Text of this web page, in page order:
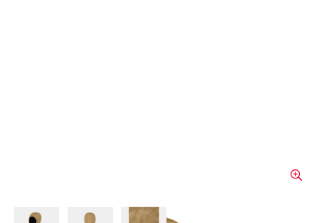
View larger imageView larger imageView larger image